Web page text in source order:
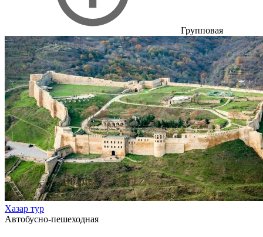
Групповая
Хазар тур
Автобусно-пешеходная